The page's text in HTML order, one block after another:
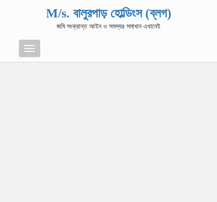
M/s. বালুরপাড় হোল্ডিংস (ব্লগ)
জমি সংক্রান্ত আইন ও সমস্যর সমাধান এখানেই
Menu